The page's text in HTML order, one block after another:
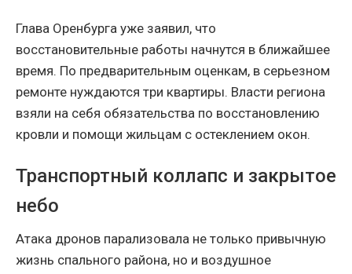
Глава Оренбурга уже заявил, что
восстановительные работы начнутся в ближайшее
время. По предварительным оценкам, в серьезном
ремонте нуждаются три квартиры. Власти региона
взяли на себя обязательства по восстановлению
кровли и помощи жильцам с остеклением окон.
Транспортный коллапс и закрытое
небо
Атака дронов парализовала не только привычную
жизнь спального района, но и воздушное